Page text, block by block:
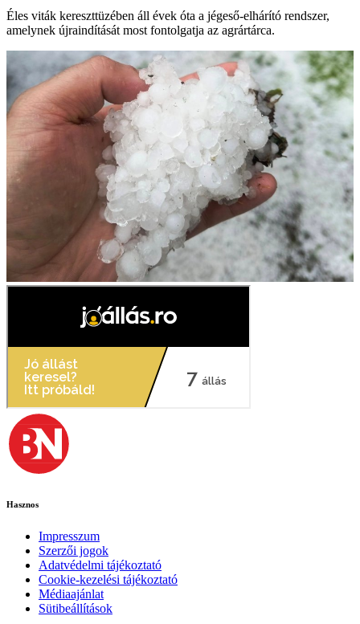
Éles viták kereszttüzében áll évek óta a jégeső-elhárító rendszer,
amelynek újraindítását most fontolgatja az agrártárca.
Hasznos
Impresszum
Szerzői jogok
Adatvédelmi tájékoztató
Cookie-kezelési tájékoztató
Médiaajánlat
Sütibeállítások